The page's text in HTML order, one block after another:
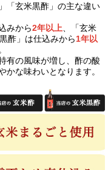
「玄米黒酢」の主な違い
みから2年以上 、「玄米
黒酢」は仕込みから1年以
有の風味が増し、酢の酸
かな味わいとなります。